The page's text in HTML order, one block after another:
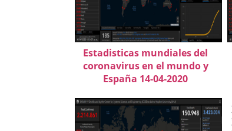
Estadisticas mundiales del
coronavirus en el mundo y
España 14-04-2020